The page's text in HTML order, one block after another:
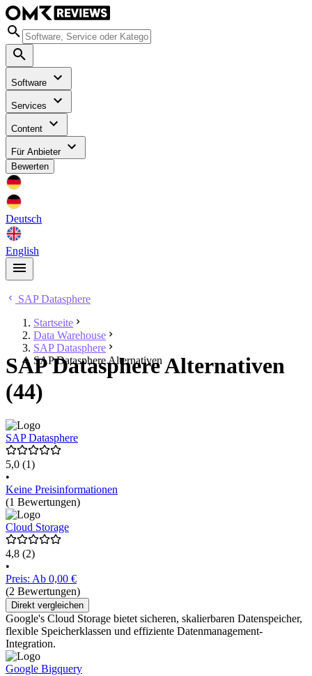
Software
Services
Content
Für Anbieter
Bewerten
Deutsch
English
SAP Datasphere
Startseite
Data Warehouse
SAP Datasphere
SAP Datasphere Alternativen
SAP Datasphere Alternativen
(44)
SAP Datasphere
5,0 (1)
•
Keine Preisinformationen
(1 Bewertungen)
Cloud Storage
4,8 (2)
•
Preis: Ab 0,00 €
(2 Bewertungen)
Direkt vergleichen
Google's Cloud Storage bietet sicheren, skalierbaren Datenspeicher,
flexible Speicherklassen und effiziente Datenmanagement-
Integration.
Google Bigquery